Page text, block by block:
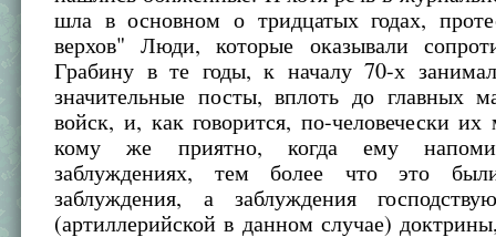
шла в основном о тридцатых годах,
верхов" Люди, которые оказывали
Грабину в те годы, к началу 70-х
значительные посты, вплоть до главных
войск, и, как говорится, по-человечески
кому же приятно, когда ему
заблуждениях, тем более что это
заблуждения, а заблуждения
(артиллерийской в данном случае)